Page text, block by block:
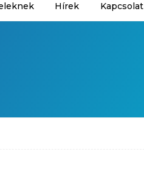
Hírek Kapcsolat